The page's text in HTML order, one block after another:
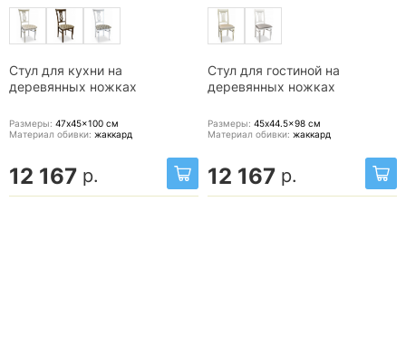
Стул для кухни на
деревянных ножках
Размеры: 47x45x100 см
Материал обивки: жаккард
12 167 р.
Стул для гостиной на
деревянных ножках
Размеры: 45x44.5x98 см
Материал обивки: жаккард
12 167 р.